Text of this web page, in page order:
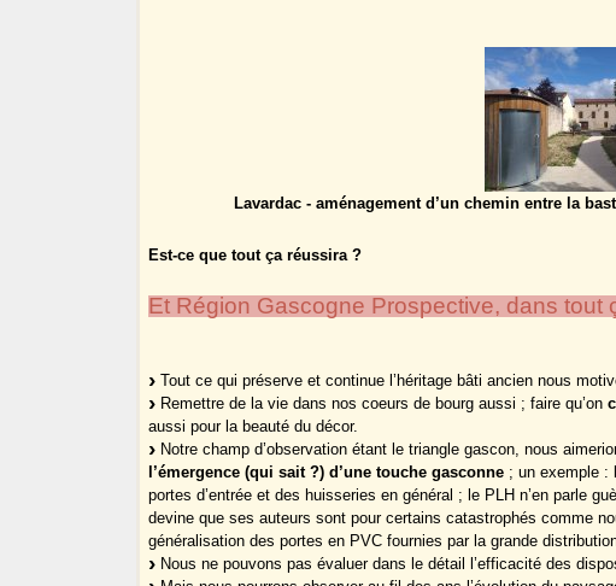
Lavardac - aménagement d’un chemin entre la
Est-ce que tout ça réussira ?
Et Région Gascogne Prospective, dans tout
Tout ce qui préserve et continue l’héritage bâti ancien nous
Remettre de la vie dans nos coeurs de bourg aussi ; faire qu’on
aussi pour la beauté du décor.
Notre champ d’observation étant le triangle gascon, nous
l’émergence (qui sait ?) d’une touche gasconne ; un exemple :
portes d’entrée et des huisseries en général ; le PLH n’en parle
devine que ses auteurs sont pour certains catastrophés comme
généralisation des portes en PVC fournies par la grande
Nous ne pouvons pas évaluer dans le détail l’efficacité des